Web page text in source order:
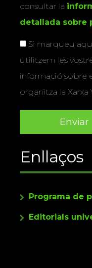
consultar la
detallada sobre
Si marqueu
utilitzem les
informació sobre
organitza la Xarxa
Enllaços
Programa de
Editorials